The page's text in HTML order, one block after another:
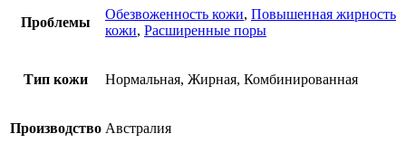
Проблемы
Обезвоженность кожи, Повышенная жирность
кожи, Расширенные поры
Тип кожи Нормальная, Жирная, Комбинированная
Производство Австралия